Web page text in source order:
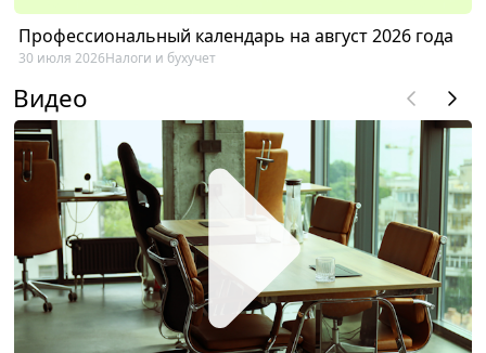
Профессиональный календарь на август 2026 года
30 июля 2026Налоги и бухучет
Видео